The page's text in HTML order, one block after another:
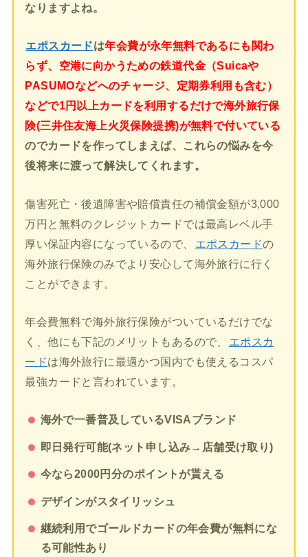
なりますよね。
エポスカードは年会費が永年無料であるにも関わ
らず、空港に向かうための鉄道代金（Suicaや
PASUMOなどへのチャージ、定期券利用も含む）
などで1円以上カードを利用するだけで海外旅行保
険(三井住友海上火災保険提携)が無料で付いている
のでカードを作ってしまえば、これらの悩みを今
後将来に渡って解決してくれます。
傷害死亡・後遺障害や賠償責任の補償金額が3,000
万円と無料のクレジットカードでは最高レベル手
厚い保証内容になっているので、
エポスカードの
海外旅行保険のみでより安心して海外旅行に行く
ことができます。
年会費無料で海外旅行保険がついているだけでな
く、他にも下記のメリットもあるので、
エポスカ
ードは海外旅行に最適かつ国内でも使えるコスパ
最強カードと言われています。
海外で一番普及しているVISAブランド
即日発行可能(ネット申し込み→店舗受け取り)
今なら2000円分のポイントが貰える
デザインがスタイリッシュ
継続利用でゴールドカードの年会費が無料にな
る可能性あり